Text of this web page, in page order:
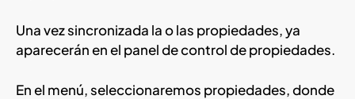
Una vez sincronizada la o las propiedades, ya
aparecerán en el panel de control de propiedades.
En el menú, seleccionaremos propiedades, donde